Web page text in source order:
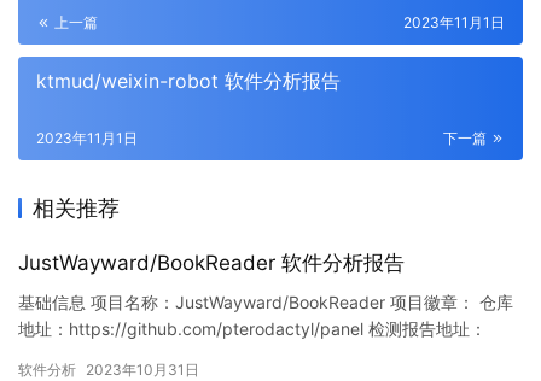
上一篇 2023年11月1日
ktmud/weixin-robot 软件分析报告
下一篇
2023年11月1日
相关推荐
JustWayward/BookReader 软件分析报告
基础信息 项目名称：JustWayward/BookReader 项目徽章： 仓库
地址：https://github.com/pterodactyl/panel 检测报告地址：
软件分析 2023年10月31日